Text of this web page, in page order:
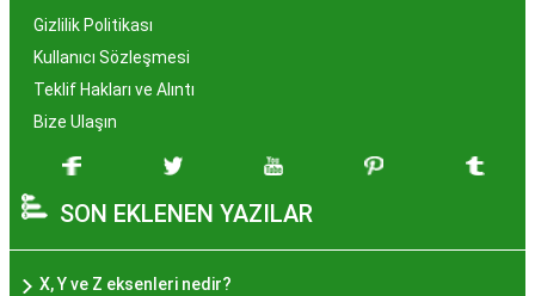
İstanbul, tarih ve kültür mirasıyla öne çıkan bir
şehir olmasıyla birlikte, geleneksel lezzetlerle de
zenginleşmiştir. Hayır lokması, özel günlerde
hazırlanan ve lezzetiyle damaklarda unutulmaz
izler bırakan bir tatlıdır. İstanbul'da popüler
olmasının arkasında bu eşsiz lezzetin herkesi
cezbetmesi ve geleneksel dokunuşlarla
Gizlilik Politikası
Kullanıcı Sözleşmesi
Teklif Hakları ve Alıntı
Bize Ulaşın
SON EKLENEN YAZILAR
X, Y ve Z eksenleri nedir?